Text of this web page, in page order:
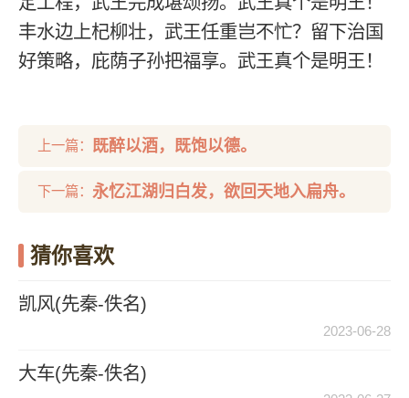
丰水边上杞柳壮，武王任重岂不忙？留下治国
好策略，庇荫子孙把福享。武王真个是明王！
上一篇： 既醉以酒，既饱以德。
下一篇： 永忆江湖归白发，欲回天地入扁舟。
猜你喜欢
凯风(先秦-佚名)
2023-06-28
大车(先秦-佚名)